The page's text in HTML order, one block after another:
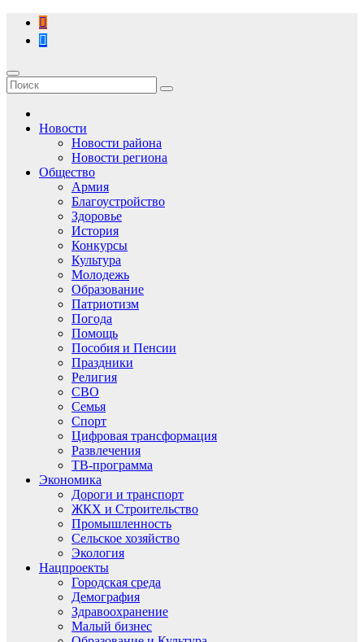
Перейти
содержимому
Новости
Новости района
Новости региона
Общество
Армия
Благоустройство
Здоровье
История
Конкурсы
Культура
Молодежь
Образование
Патриотизм
Погода
Помощь
Пособия и Пенсии
Праздники
Религия
СВО
Семья
Спорт
Цифровая трансформация
Развлечения
ТВ-программа
Экономика
Дороги и транспорт
ЖКХ и Строительство
Промышленность
Сельское хозяйство
Экология
Нацпроекты
Городская среда
Демография
Здравоохранение
Малый бизнес